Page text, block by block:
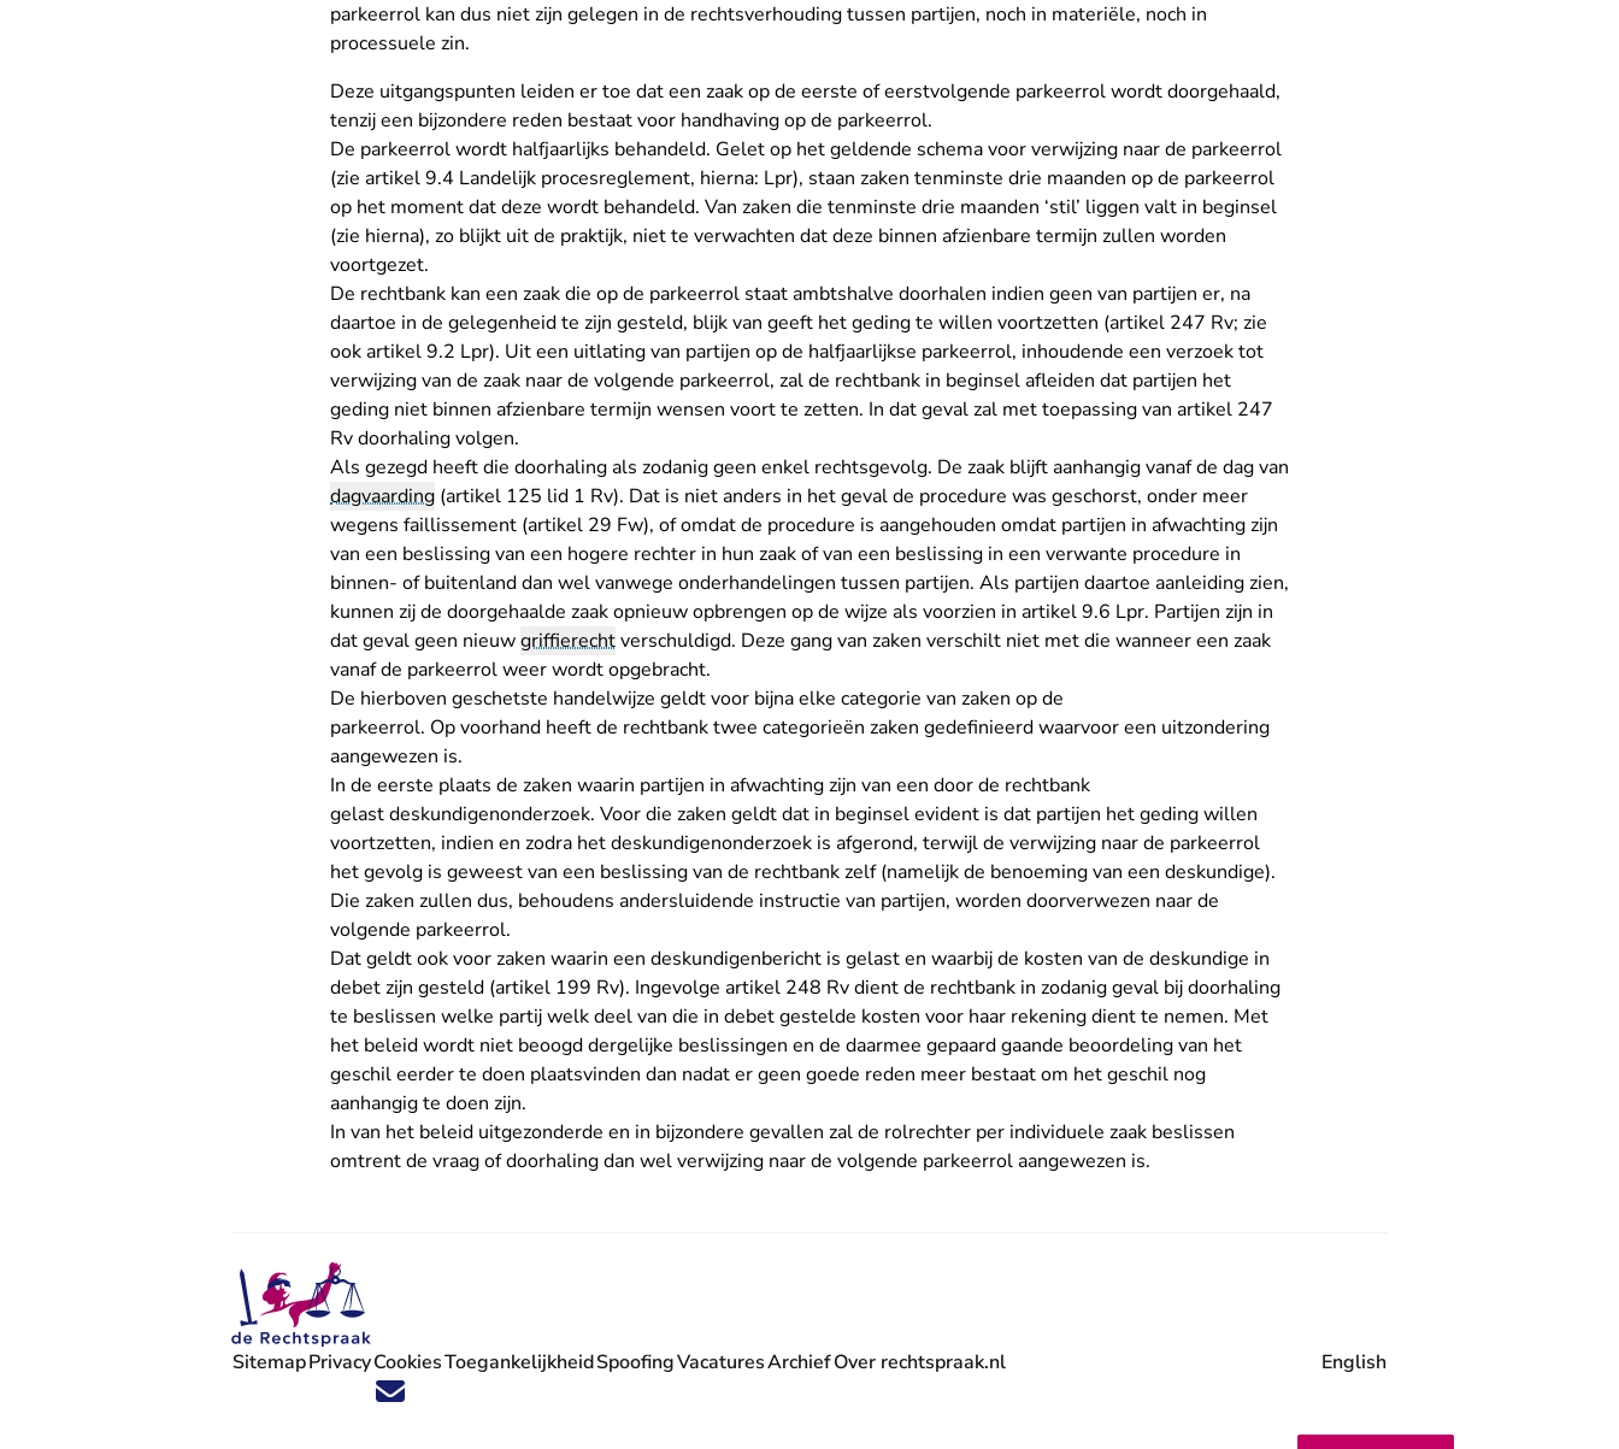
parkeerrol kan dus niet zijn gelegen in de rechtsverhouding tussen partijen, noch in materiële, noch in
processuele zin.
Deze uitgangspunten leiden er toe dat een zaak op de eerste of eerstvolgende parkeerrol wordt doorgehaald,
tenzij een bijzondere reden bestaat voor handhaving op de parkeerrol.
De parkeerrol wordt halfjaarlijks behandeld. Gelet op het geldende schema voor verwijzing naar de parkeerrol
(zie artikel 9.4 Landelijk procesreglement, hierna: Lpr), staan zaken tenminste drie maanden op de parkeerrol
op het moment dat deze wordt behandeld. Van zaken die tenminste drie maanden ‘stil’ liggen valt in beginsel
(zie hierna), zo blijkt uit de praktijk, niet te verwachten dat deze binnen afzienbare termijn zullen worden
voortgezet.
De rechtbank kan een zaak die op de parkeerrol staat ambtshalve doorhalen indien geen van partijen er, na
daartoe in de gelegenheid te zijn gesteld, blijk van geeft het geding te willen voortzetten (artikel 247 Rv; zie
ook artikel 9.2 Lpr). Uit een uitlating van partijen op de halfjaarlijkse parkeerrol, inhoudende een verzoek tot
verwijzing van de zaak naar de volgende parkeerrol, zal de rechtbank in beginsel afleiden dat partijen het
geding niet binnen afzienbare termijn wensen voort te zetten. In dat geval zal met toepassing van artikel 247
Rv doorhaling volgen.
Als gezegd heeft die doorhaling als zodanig geen enkel rechtsgevolg. De zaak blijft aanhangig vanaf de dag van
dagvaarding (artikel 125 lid 1 Rv). Dat is niet anders in het geval de procedure was geschorst, onder meer
wegens faillissement (artikel 29 Fw), of omdat de procedure is aangehouden omdat partijen in afwachting zijn
van een beslissing van een hogere rechter in hun zaak of van een beslissing in een verwante procedure in
binnen- of buitenland dan wel vanwege onderhandelingen tussen partijen. Als partijen daartoe aanleiding zien,
kunnen zij de doorgehaalde zaak opnieuw opbrengen op de wijze als voorzien in artikel 9.6 Lpr. Partijen zijn in
dat geval geen nieuwgriffierechtverschuldigd. Deze gang van zaken verschilt niet met die wanneer een zaak
vanaf de parkeerrol weer wordt opgebracht.
De hierboven geschetste handelwijze geldt voor bijna elke categorie van zaken op de
parkeerrol. Op voorhand heeft de rechtbank twee categorieën zaken gedefinieerd waarvoor een uitzondering
aangewezen is.
In de eerste plaats de zaken waarin partijen in afwachting zijn van een door de rechtbank
gelast deskundigenonderzoek. Voor die zaken geldt dat in beginsel evident is dat partijen het geding willen
voortzetten, indien en zodra het deskundigenonderzoek is afgerond, terwijl de verwijzing naar de parkeerrol
het gevolg is geweest van een beslissing van de rechtbank zelf (namelijk de benoeming van een deskundige).
Die zaken zullen dus, behoudens andersluidende instructie van partijen, worden doorverwezen naar de
volgende parkeerrol.
Dat geldt ook voor zaken waarin een deskundigenbericht is gelast en waarbij de kosten van de deskundige in
debet zijn gesteld (artikel 199 Rv). Ingevolge artikel 248 Rv dient de rechtbank in zodanig geval bij doorhaling
te beslissen welke partij welk deel van die in debet gestelde kosten voor haar rekening dient te nemen. Met
het beleid wordt niet beoogd dergelijke beslissingen en de daarmee gepaard gaande beoordeling van het
geschil eerder te doen plaatsvinden dan nadat er geen goede reden meer bestaat om het geschil nog
aanhangig te doen zijn.
In van het beleid uitgezonderde en in bijzondere gevallen zal de rolrechter per individuele zaak beslissen
omtrent de vraag of doorhaling dan wel verwijzing naar de volgende parkeerrol aangewezen is.
Volg ons op X (Twitter) - U verlaat Rechtspraak.nl
Volg ons op Facebook - U verlaat Rechtspraak.nl
Volg ons op Instagram - U verlaat Rechtspraak.nl
Volg ons op Youtube - U verlaat Rechtspraak.nl
Volg ons op LinkedIn - U verlaat Rechtspraak.nl
'Blijf op de hoogte' nieuwsbrief - U verlaat Rechtspraak.nl
SitemapPrivacyCookiesToegankelijkheidSpoofingVacatures
- U verlaat Rechtspraak.nl
ArchiefOver rechtspraak.nl English